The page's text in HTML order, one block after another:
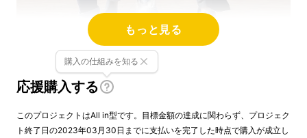
陸のハンター と呼ぶに相応しい圧倒的な機動力
もっと見る
応援購入する
購入の仕組みを知る
このプロジェクトはAll in型です。目標金額の達成に関わらず、プロジェク
ト終了日の2023年03月30日までに支払いを完了した時点で購入が成立し